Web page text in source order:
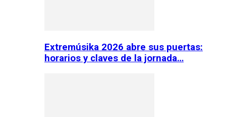
Extremúsika 2026 abre sus puertas:
horarios y claves de la jornada…